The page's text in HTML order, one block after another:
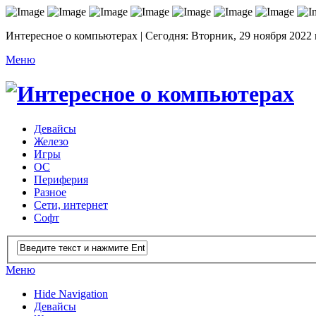
Интересное о компьютерах | Сегодня: Вторник, 29 ноября 2022
Меню
Девайсы
Железо
Игры
ОС
Периферия
Разное
Сети, интернет
Софт
Меню
Hide Navigation
Девайсы